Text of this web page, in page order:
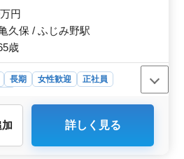
万円
久保 / ふじみ野駅
歳
長期 女性歓迎
正社員
務業務＞ 書類作成の補助やク
担当します。経験を存分に活か
詳しく見る